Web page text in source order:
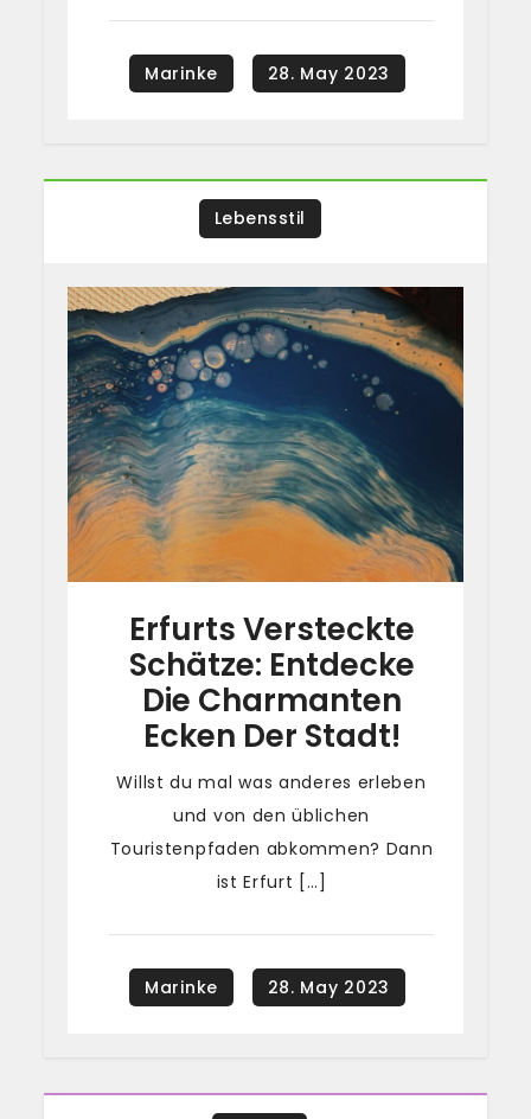
Lebensstil
Erfurts Versteckte
Schätze: Entdecke
Die Charmanten
Ecken Der Stadt!
Willst du mal was anderes erleben
und von den üblichen
Touristenpfaden abkommen? Dann
ist Erfurt […]